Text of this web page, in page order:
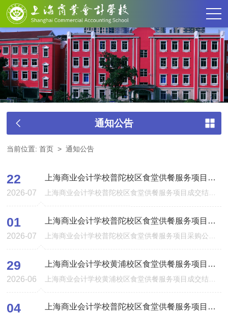
通知公告
当前位置:首页 >通知公告
22
2026-07
上海商业会计学校普陀校区食堂供餐服务项目成交结果公告
上海商业会计学校普陀校区食堂供餐服务项目成交结果公告 上海商业会计学校普陀校区食堂供餐服务项目成交结果公告，链接如下：https://www.shggzy.com/jyxxwzcgzbjg/8966137?cExt=eyJhbGciOi...
01
2026-07
上海商业会计学校普陀校区食堂供餐服务项目采购公告
29
2026-06
04 上海商业会计学校普陀校区食堂供餐服务项目采购公告